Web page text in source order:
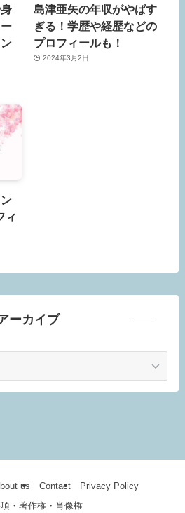
島津亜矢の年収がやばす
ぎる！学歴や経歴などの
プロフィールも！
2024年3月2日
ィ
ーカイブ
us Contact
Privacy Policy
・著作権・肖像権